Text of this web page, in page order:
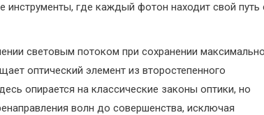
где каждый фотон находит свой путь
световым потоком при сохранении
оптический элемент из второстепенного
опирается на классические законы оптики, но
волн до совершенства, исключая